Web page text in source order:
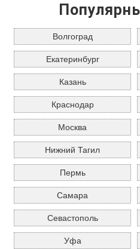
Волгоград
Екатеринбург
Казань
Краснодар
Москва
Нижний Тагил
Пермь
Самара
Севастополь
Уфа